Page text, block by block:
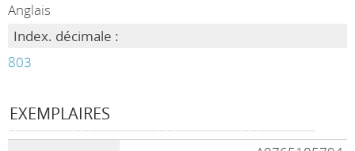
Anglais
Index. décimale :
803
EXEMPLAIRES